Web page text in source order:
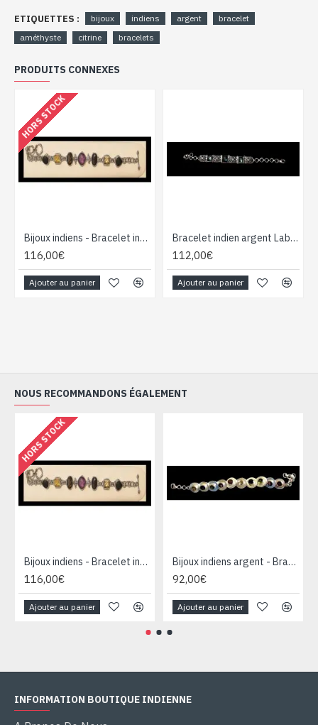
ETIQUETTES : bijoux indiens argent
bracelet
améthyste
citrine bracelets
PRODUITS CONNEXES
HORS STOCK
Bijoux indiens - Bracelet indien Améthyste, Citrine, Onyx, Quartz Fumé
116,00€
Ajouter au panier
Bracelet indien argent Labradorite - Bijoux indiens
112,00€
Ajouter au panier
NOUS RECOMMANDONS ÉGALEMENT
HORS STOCK
Bijoux indiens - Bracelet indien Améthyste, Citrine, Onyx, Quartz Fumé
116,00€
Ajouter au panier
Bijoux indiens argent - Bracelet indien avec pierres
92,00€
Ajouter au panier
INFORMATION BOUTIQUE INDIENNE